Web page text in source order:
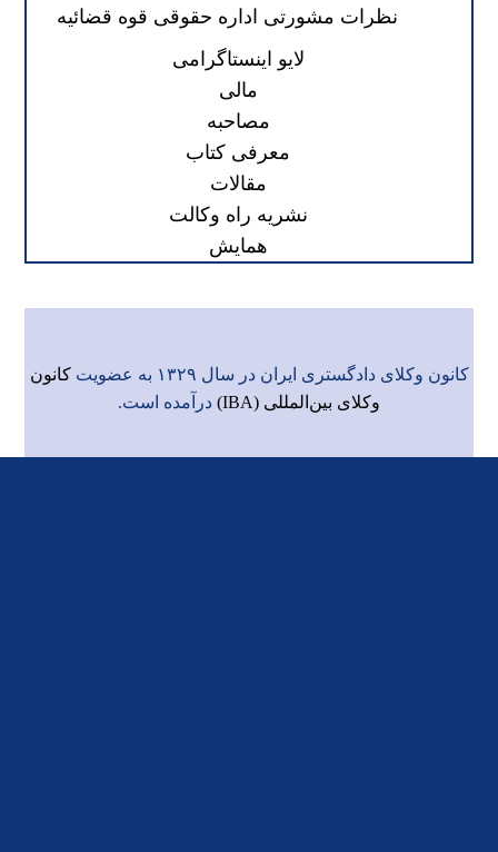
نظرات مشورتی اداره حقوقی قوه قضائیه
لایو اینستاگرامی
مالی
مصاحبه
معرفی کتاب
مقالات
نشریه راه وکالت
همایش
کانون وکلای دادگستری ایران در سال ۱۳۲۹ به عضویت
کانون
وکلای بین‌المللی (IBA)
درآمده است.